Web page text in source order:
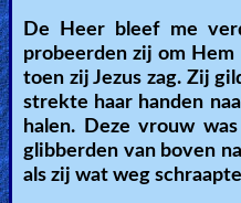
De Heer bleef me
probeerden zij om
toen zij Jezus zag. Zij
strekte haar handen
halen. Deze vrouw
glibberden van boven
als zij wat weg